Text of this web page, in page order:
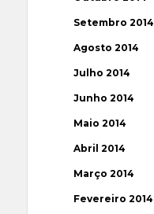
Setembro 2014
Agosto 2014
Julho 2014
Junho 2014
Maio 2014
Abril 2014
Março 2014
Fevereiro 2014